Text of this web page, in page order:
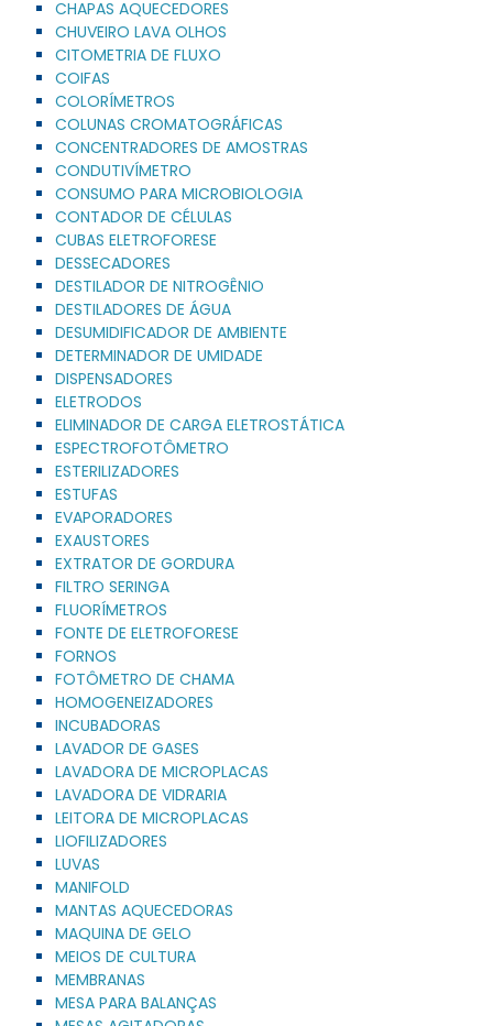
CHAPAS AQUECEDORES
CHUVEIRO LAVA OLHOS
CITOMETRIA DE FLUXO
COIFAS
COLORÍMETROS
COLUNAS CROMATOGRÁFICAS
CONCENTRADORES DE AMOSTRAS
CONDUTIVÍMETRO
CONSUMO PARA MICROBIOLOGIA
CONTADOR DE CÉLULAS
CUBAS ELETROFORESE
DESSECADORES
DESTILADOR DE NITROGÊNIO
DESTILADORES DE ÁGUA
DESUMIDIFICADOR DE AMBIENTE
DETERMINADOR DE UMIDADE
DISPENSADORES
ELETRODOS
ELIMINADOR DE CARGA ELETROSTÁTICA
ESPECTROFOTÔMETRO
ESTERILIZADORES
ESTUFAS
EVAPORADORES
EXAUSTORES
EXTRATOR DE GORDURA
FILTRO SERINGA
FLUORÍMETROS
FONTE DE ELETROFORESE
FORNOS
FOTÔMETRO DE CHAMA
HOMOGENEIZADORES
INCUBADORAS
LAVADOR DE GASES
LAVADORA DE MICROPLACAS
LAVADORA DE VIDRARIA
LEITORA DE MICROPLACAS
LIOFILIZADORES
LUVAS
MANIFOLD
MANTAS AQUECEDORAS
MAQUINA DE GELO
MEIOS DE CULTURA
MEMBRANAS
MESA PARA BALANÇAS